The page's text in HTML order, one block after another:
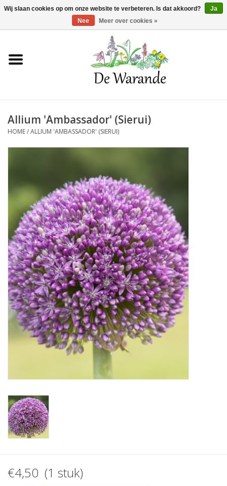
Winkelwagen >0 Artikelen - €0,00
Home
Voorjaarsbloeiers
Zomerbloeiers
Schaduwplanten
Aanbiedingen
Bodemverbetering
Overige producten
Advies
Onze tuinen!
Sterke Bollen Dagen
Nieuws
Allium 'Ambassador' (Sierui)
HOME/ALLIUM 'AMBASSADOR' (SIERUI)
€4,50 (1 stuk)
Wij slaan cookies op om onze website te verbeteren. Is dat akkoord?
Ja
Nee
Meer over cookies »